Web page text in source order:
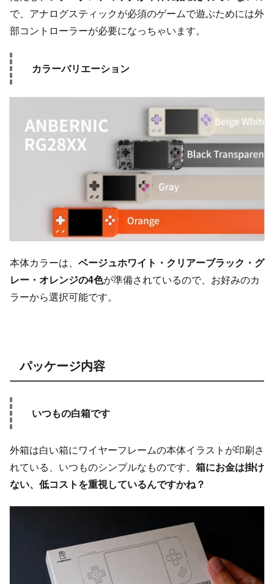
で、アナログスティックが必須のゲームで遊ぶためには外
部コントローラーが必要になっちゃいます。
カラーバリエーション
本体カラーは、 ベージュホワイト・クリアーブラック・グ
レー・オレンジの4色が準備されているので、お好みのカ
ラーから選択可能です。
パッケージ内容
いつもの白箱です
外箱は白い箱にワイヤーフレームの本体イラストが印刷さ
れている、いつものシンプルなものです、 箱にお金は掛け
ない、低コストを重視しているんですかね？